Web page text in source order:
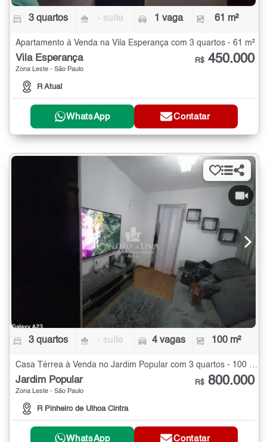
3 quartos - suíte 1 vaga 61 m²
Apartamento à Venda na Vila Esperança com 3 quartos - 61 m²
Vila Esperança
Zona Leste - São Paulo
R Atuaí
R$ 450.000
WhatsApp Contatar
3 quartos - suíte 4 vagas 100 m²
Casa Térrea à Venda no Jardim Popular com 3 quartos - 100 m²
Jardim Popular
Zona Leste - São Paulo
R Pinheiro de Ulhoa Cintra
R$ 800.000
WhatsApp Contatar